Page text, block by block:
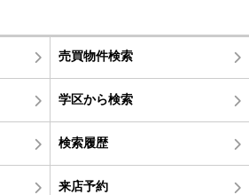
売買物件検索
学区から検索
検索履歴
来店予約